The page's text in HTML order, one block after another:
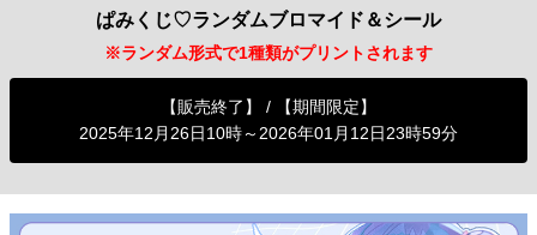
ぱみくじ♡ランダムブロマイド＆シール
※ランダム形式で1種類がプリントされます
【販売終了】 / 【期間限定】
2025年12月26日10時～2026年01月12日23時59分